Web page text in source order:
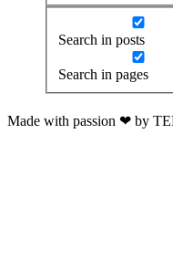
Search in posts
Search in pages
Made with passion ❤ by